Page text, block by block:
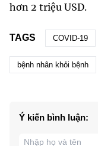
hơn 2 triệu USD.
TAGS COVID-19
bệnh nhân khỏi bệnh
Ý kiến bình luận: